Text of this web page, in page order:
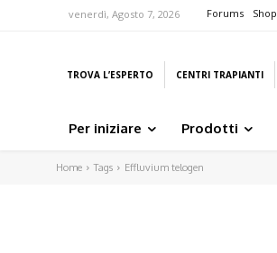
venerdì, Agosto 7, 2026 Forums Shop
TROVA L’ESPERTO CENTRI TRAPIANTI
Per iniziare Prodotti
Home Tags Effluvium telogen